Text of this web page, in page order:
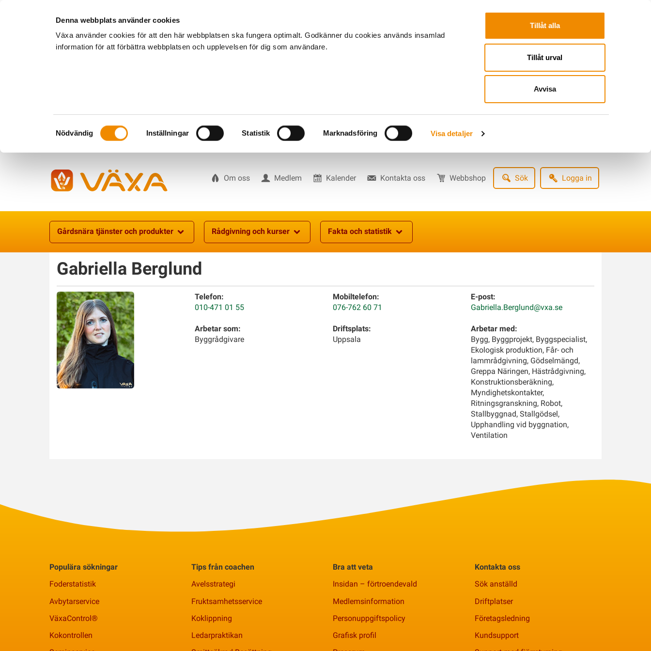
Denna webbplats använder cookies
Växa använder cookies för att den här webbplatsen ska fungera optimalt. Godkänner du cookies används insamlad
information för att förbättra webbplatsen och upplevelsen för dig som användare.
Samtyckesval
Nödvändig Inställningar Statistik Marknadsföring Visa detaljer
Tillåt alla
Tillåt urval
Avvisa
Om oss Medlem Kalender Kontakta oss Webbshop Sök Logga in
Gårdsnära tjänster och produkter
Rådgivning och kurser Fakta och statistik
Gabriella Berglund
Telefon:
010-471 01 55
Mobiltelefon:
076-762 60 71
E-post:
Gabriella.Berglund@vxa.se
Arbetar som:
Byggrådgivare
Driftsplats:
Uppsala
Arbetar med:
Bygg, Byggprojekt, Byggspecialist,
Ekologisk produktion, Får- och
lammrådgivning, Gödselmängd,
Greppa Näringen, Hästrådgivning,
Konstruktionsberäkning,
Myndighetskontakter,
Ritningsgranskning, Robot,
Stallbyggnad, Stallgödsel,
Upphandling vid byggnation,
Ventilation
Populära sökningar
Foderstatistik
Avbytarservice
VäxaControl®
Kokontrollen
Tips från coachen
Avelsstrategi
Fruktsamhetsservice
Koklippning
Ledarpraktikan
Bra att veta
Insidan – förtroendevald
Medlemsinformation
Personuppgiftspolicy
Grafisk profil
Kontakta oss
Sök anställd
Driftplatser
Företagsledning
Kundsupport